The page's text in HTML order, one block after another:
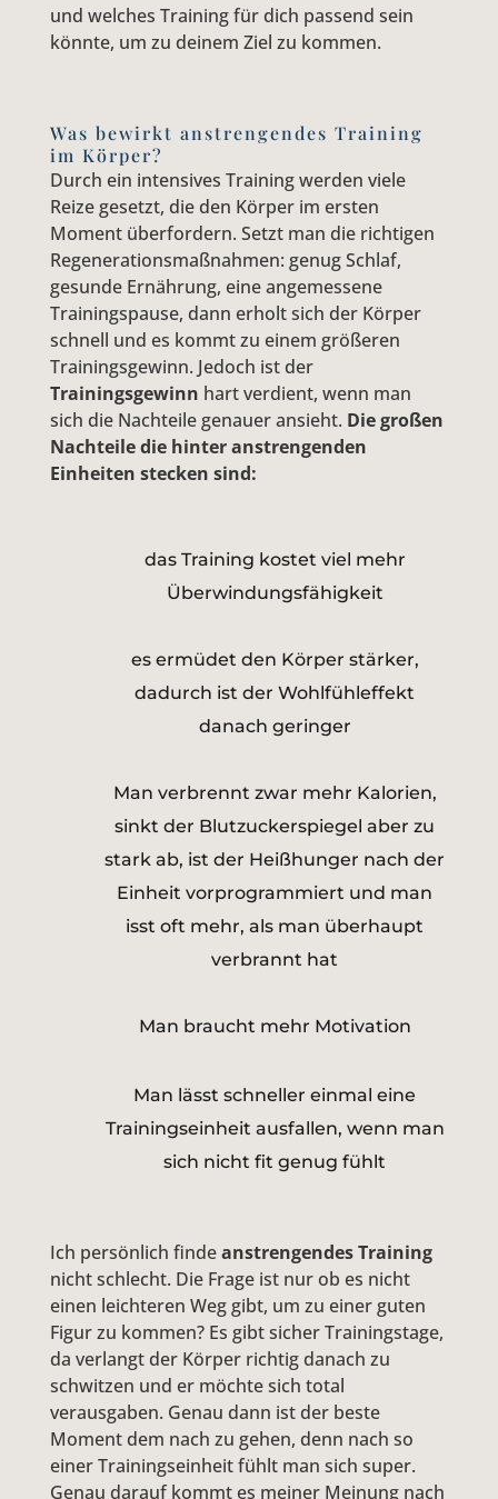
und welches Training für dich passend sein
könnte, um zu deinem Ziel zu kommen.
Was bewirkt anstrengendes Training
im Körper?
Durch ein intensives Training werden viele
Reize gesetzt, die den Körper im ersten
Moment überfordern. Setzt man die richtigen
Regenerationsmaßnahmen: genug Schlaf,
gesunde Ernährung, eine angemessene
Trainingspause, dann erholt sich der Körper
schnell und es kommt zu einem größeren
Trainingsgewinn. Jedoch ist der
Trainingsgewinn hart verdient, wenn man
sich die Nachteile genauer ansieht. Die großen
Nachteile die hinter anstrengenden
Einheiten stecken sind:
das Training kostet viel mehr
Überwindungsfähigkeit
es ermüdet den Körper stärker,
dadurch ist der Wohlfühleffekt
danach geringer
Man verbrennt zwar mehr Kalorien,
sinkt der Blutzuckerspiegel aber zu
stark ab, ist der Heißhunger nach der
Einheit vorprogrammiert und man
isst oft mehr, als man überhaupt
verbrannt hat
Man braucht mehr Motivation
Man lässt schneller einmal eine
Trainingseinheit ausfallen, wenn man
sich nicht fit genug fühlt
Ich persönlich findeanstrengendes Training
nicht schlecht. Die Frage ist nur ob es nicht
einen leichteren Weg gibt, um zu einer guten
Figur zu kommen? Es gibt sicher Trainingstage,
da verlangt der Körper richtig danach zu
schwitzen und er möchte sich total
verausgaben. Genau dann ist der beste
Moment dem nach zu gehen, denn nach so
einer Trainingseinheit fühlt man sich super.
Genau darauf kommt es meiner Meinung nach